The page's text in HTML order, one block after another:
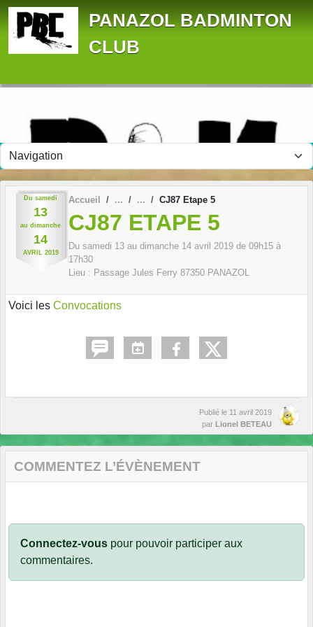
PANAZOL BADMINTON
CLUB
Du samedi
13
au dimanche
14
AVRIL 2019
Accueil CJ87 Etape 5
CJ87 ETAPE 5
Du samedi 13 au dimanche 14 avril 2019 de 09h15 à
17h30
Lieu : Passage Jules Ferry 87350 PANAZOL
Voici les Convocations
Publié le 11 avril 2019
par Lionel BETEAU
COMMENTEZ L’ÉVÈNEMENT
Connectez-vous pour pouvoir participer aux
commentaires.
Panneau de gestion des cookies